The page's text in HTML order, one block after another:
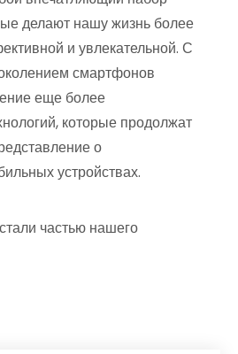
делают нашу жизнь более
и увлекательной. С
смартфонов
еще более
которые продолжат
о
устройствах.
частью нашего